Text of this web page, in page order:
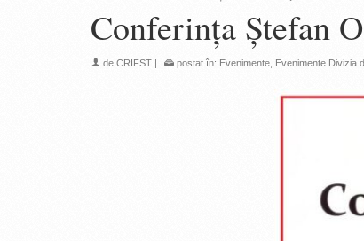
Conferința Ștefan
de CRIFST | postat în: Evenimente Evenimente Divizia